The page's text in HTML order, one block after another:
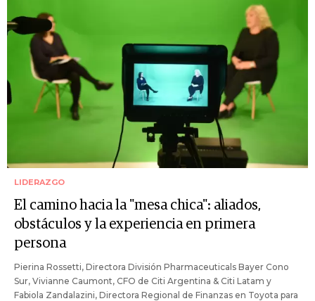
LIDERAZGO
El camino hacia la "mesa chica": aliados,
obstáculos y la experiencia en primera
persona
Pierina Rossetti, Directora División Pharmaceuticals Bayer Cono
Sur, Vivianne Caumont, CFO de Citi Argentina & Citi Latam y
Fabiola Zandalazini, Directora Regional de Finanzas en Toyota para